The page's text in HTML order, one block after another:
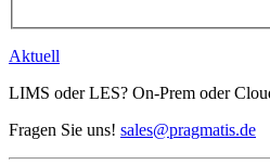
Aktuell
LIMS oder LES? On-Prem oder
Fragen Sie uns! sales@pragmatis.de